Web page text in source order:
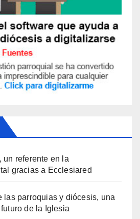
un referente en la
gracias a Ecclesiared
las parroquias y diócesis, una
de la Iglesia